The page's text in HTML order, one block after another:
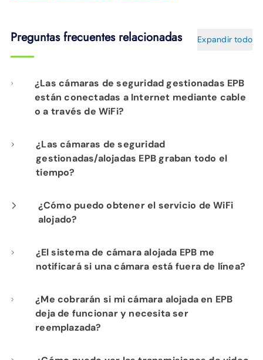
Preguntas frecuentes relacionadas Expandir todo
¿Las cámaras de seguridad gestionadas EPB
están conectadas a Internet mediante cable
o a través de WiFi?
Nuestra instalación profesional incluye el
cableado de cada cámara a su
infraestructura de red de fibra para un
¿Las cámaras de seguridad
gestionadas/alojadas EPB graban todo el
tiempo?
Sí. Los productos de seguridad gestionada y
cámaras alojadas de EPB proporcionan
su negocio para su tranquilidad.
¿Cómo puedo obtener el servicio de WiFi
alojado?
Si ya es cliente de Internet de Fi-Speed, con
gusto le mostraremos las ventajas de
Comuníquese con nuestro departamento de
ventas al423-648-1500
¿El sistema de cámara alojada EPB me
notificará si una cámara está fuera de línea?
Sí. Puedes establecer alertas en función de la
actividad y te las podemos enviar por
mensaje de texto o correo electrónico.
¿Me cobrarán si mi cámara alojada en EPB
deja de funcionar y necesita ser
reemplazada?